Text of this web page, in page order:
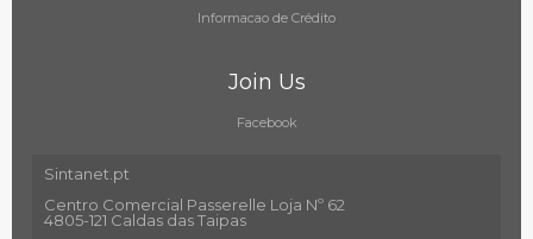
Informacao de Crédito
Join Us
Facebook
Sintanet.pt
Centro Comercial Passerelle Loja Nº 62
4805-121 Caldas das Taipas